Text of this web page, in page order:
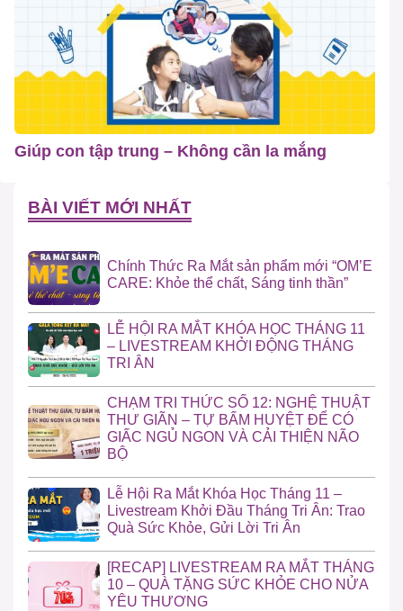
Giúp con tập trung – Không cần la mắng
BÀI VIẾT MỚI NHẤT
Chính Thức Ra Mắt sản phẩm mới “OM’E
CARE: Khỏe thể chất, Sáng tinh thần”
LỄ HỘI RA MẮT KHÓA HỌC THÁNG 11
– LIVESTREAM KHỞI ĐỘNG THÁNG
TRI ÂN
CHẠM TRI THỨC SỐ 12: NGHỆ THUẬT
THƯ GIÃN – TỰ BẤM HUYỆT ĐỂ CÓ
GIẤC NGỦ NGON VÀ CẢI THIỆN NÃO
BỘ
Lễ Hội Ra Mắt Khóa Học Tháng 11 –
Livestream Khởi Đầu Tháng Tri Ân: Trao
Quà Sức Khỏe, Gửi Lời Tri Ân
[RECAP] LIVESTREAM RA MẮT THÁNG
10 – QUÀ TẶNG SỨC KHỎE CHO NỬA
YÊU THƯƠNG